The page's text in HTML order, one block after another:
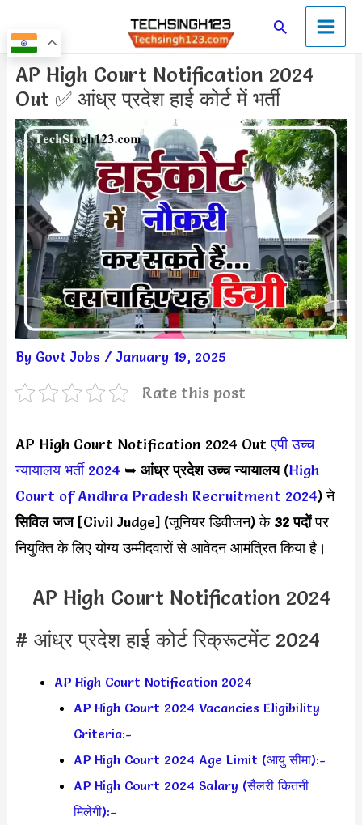
to
content
SearchMain
Menu
AP High Court Notification 2024
Out ✅ आंध्र प्रदेश हाई कोर्ट में भर्ती
By Govt Jobs / January 19, 2025
Rate this post
AP High Court Notification 2024 Outएपी उच्च
न्यायालय भर्ती 2024 ➥ आंध्र प्रदेश उच्च न्यायालय(High
Court of Andhra Pradesh Recruitment 2024) ने
सिविल जज [Civil Judge] (जूनियर डिवीजन) के 32 पदोंपर
नियुक्ति के लिए योग्य उम्मीदवारों से आवेदन आमंत्रित किया है।
AP High Court Notification 2024
# आंध्र प्रदेश हाई कोर्ट रिक्रूटमेंट 2024
AP High Court Notification 2024
AP High Court 2024 Vacancies Eligibility
Criteria:-
AP High Court 2024 Age Limit (आयु सीमा):-
AP High Court 2024 Salary (सैलरी कितनी
मिलेगी):-
Post
navigation